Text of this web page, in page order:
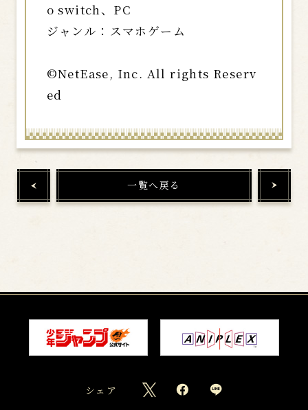
o switch、PC
ジャンル：スマホゲーム
©NetEase, Inc. All rights Reserv
ed
一覧へ戻る
シェア